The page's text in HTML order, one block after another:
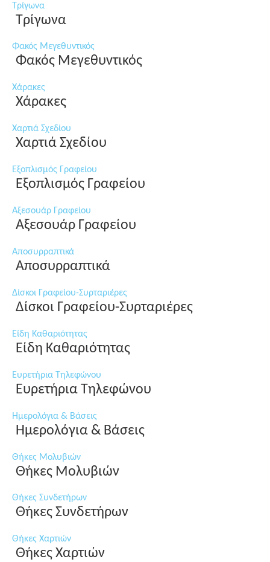
Τρίγωνα
Τρίγωνα
Φακός Μεγεθυντικός
Φακός Μεγεθυντικός
Χάρακες
Χάρακες
Χαρτιά Σχεδίου
Χαρτιά Σχεδίου
Εξοπλισμός Γραφείου
Εξοπλισμός Γραφείου
Αξεσουάρ Γραφείου
Αξεσουάρ Γραφείου
Αποσυρραπτικά
Αποσυρραπτικά
Δίσκοι Γραφείου-Συρταριέρες
Δίσκοι Γραφείου-Συρταριέρες
Είδη Καθαριότητας
Είδη Καθαριότητας
Ευρετήρια Τηλεφώνου
Ευρετήρια Τηλεφώνου
Ημερολόγια & Βάσεις
Ημερολόγια & Βάσεις
Θήκες Μολυβιών
Θήκες Μολυβιών
Θήκες Συνδετήρων
Θήκες Συνδετήρων
Θήκες Χαρτιών
Θήκες Χαρτιών